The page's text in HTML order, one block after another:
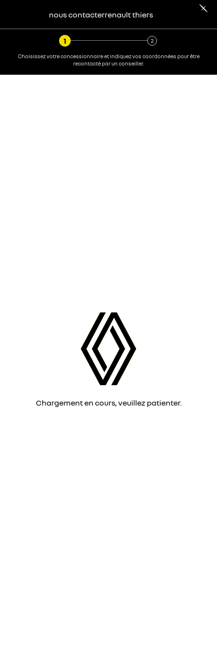
nous contacterrenaultthiers
Choisissez votre concessionnaire et indiquez vos coordonnées pour être
recontacté par un conseiller.
Chargement en cours, veuillez patienter.